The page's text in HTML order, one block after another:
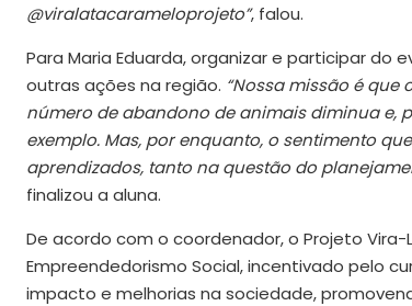
@viralatacarameloprojeto”, falou.
Para Maria Eduarda, organizar e participar
outras ações na região. “Nossa missão é
número de abandono de animais diminua e,
exemplo. Mas, por enquanto, o sentimento
aprendizados, tanto na questão do
finalizou a aluna.
De acordo com o coordenador, o Projeto
Empreendedorismo Social, incentivado pelo
impacto e melhorias na sociedade,